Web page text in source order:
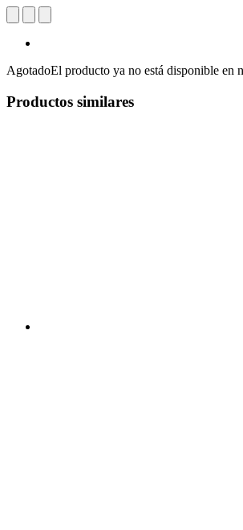
AgotadoEl producto ya no está disponible en
Productos similares